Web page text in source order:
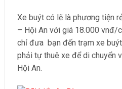
Xe buýt có lẽ là phương tiện
– Hội An với giá 18.000 vnđ/
chỉ đưa bạn đến trạm xe
phải tự thuê xe để di chuyển
Hội An.